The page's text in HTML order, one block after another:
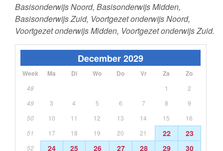
Basisonderwijs Noord, Basisonderwijs Midden,
Basisonderwijs Zuid, Voortgezet onderwijs Noord,
Voortgezet onderwijs Midden, Voortgezet onderwijs Zuid.
December 2029
Week Ma Di Wo Do Vr Za Zo
48 1
2
49
3 4 5 6 7 8
9
50
10 11 12 13 14 15
16
51
17 18 19 20 21 22 23
52 24 25 26 27 28 29 30